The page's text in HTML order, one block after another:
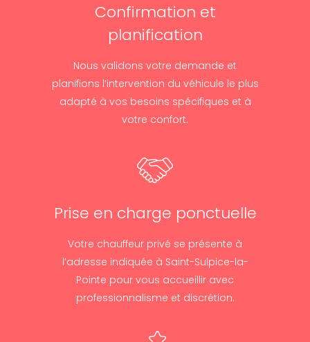
Confirmation et
planification
Nous validons votre demande et
planifions l’intervention du véhicule le plus
adapté à vos besoins spécifiques et à
votre confort.
Prise en charge ponctuelle
Votre chauffeur privé se présente à
l’adresse indiquée à Saint-Sulpice-la-
Pointe pour vous accueillir avec
professionnalisme et discrétion.